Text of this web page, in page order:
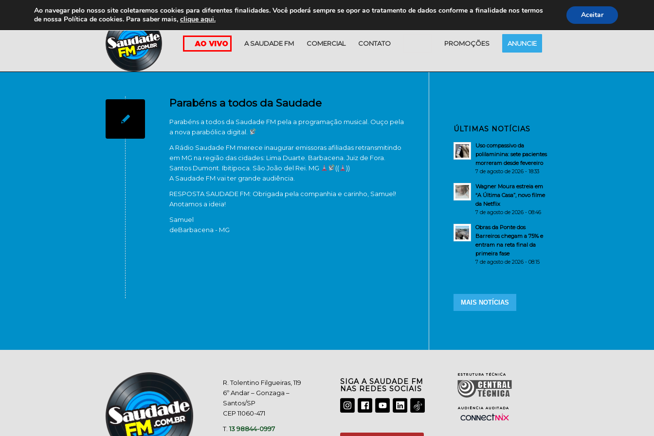
A SAUDADE FM COMERCIAL CONTATO PROMOÇÕES ANUNCIE
Parabéns a todos da Saudade
Parabéns a todos da Saudade FM pela a programação musical. Ouço pela
a nova parabólica digital.
A Rádio Saudade FM merece inaugurar emissoras afiliadas retransmitindo
em MG na região das cidades: Lima Duarte. Barbacena. Juiz de Fora.
Santos Dumont. Ibitipoca. São João del Rei. MG
((
))
A Saudade FM vai ter grande audiência.
RESPOSTA SAUDADE FM: Obrigada pela companhia e carinho, Samuel!
Anotamos a ideia!
Samuel
deBarbacena - MG
ÚLTIMAS NOTÍCIAS
Uso compassivo da
polilaminina: sete pacientes
morreram desde fevereiro
7 de agosto de 2026 - 18:33
Wagner Moura estreia em
“A Última Casa”, novo filme
da Netflix
7 de agosto de 2026 - 08:46
Obras da Ponte dos
Barreiros chegam a 75% e
entram na reta final da
primeira fase
7 de agosto de 2026 - 08:15
MAIS NOTÍCIAS
R. Tolentino Filgueiras, 119
6º Andar – Gonzaga –
Santos/SP
CEP 11060-471
T.13 98844-0997
SIGA A SAUDADE FM
NAS REDES SOCIAIS
Ao navegar pelo nosso site coletaremos cookies para diferentes finalidades. Você poderá sempre se opor ao tratamento de dados conforme a finalidade nos termos
de nossa Política de cookies. Para saber mais, clique aqui. Aceitar